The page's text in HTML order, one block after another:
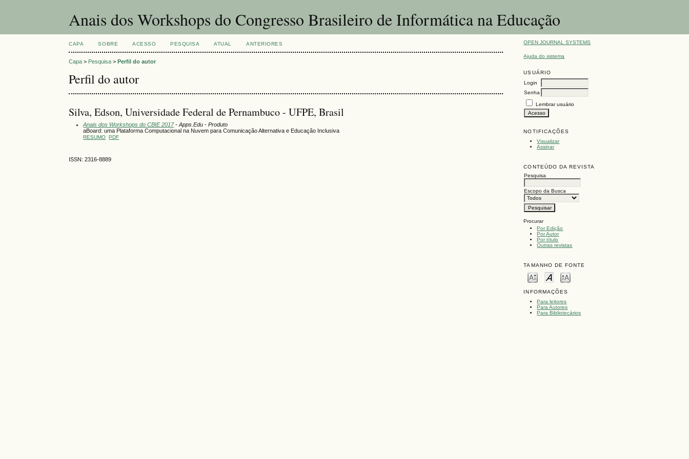
Anais dos Workshops do Congresso Brasileiro de Informática na Educação
OPEN JOURNAL SYSTEMS
Ajuda do sistema
USUÁRIO
Login
Senha
Lembrar usuário
NOTIFICAÇÕES
Visualizar
Assinar
CONTEÚDO DA REVISTA
Pesquisa
Escopo da Busca
Procurar
Por Edição
Por Autor
Por título
Outras revistas
TAMANHO DE FONTE
INFORMAÇÕES
Para leitores
Para Autores
Para Bibliotecários
CAPA SOBRE ACESSO PESQUISA ATUAL ANTERIORES
Capa > Pesquisa >Perfil do autor
Perfil do autor
Silva, Edson, Universidade Federal de Pernambuco - UFPE, Brasil
Anais dos Workshops do CBIE 2017- Apps.Edu - Produto
aBoard: uma Plataforma Computacional na Nuvem para Comunicação Alternativa e Educação Inclusiva
RESUMO PDF
ISSN: 2316-8889